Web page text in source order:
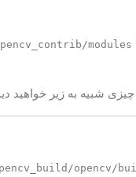
modules
opencv/